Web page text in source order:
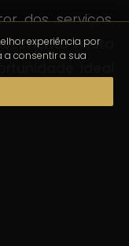
dos serviços,
nesta
ideal
carreira
experiência por
a consentir a sua